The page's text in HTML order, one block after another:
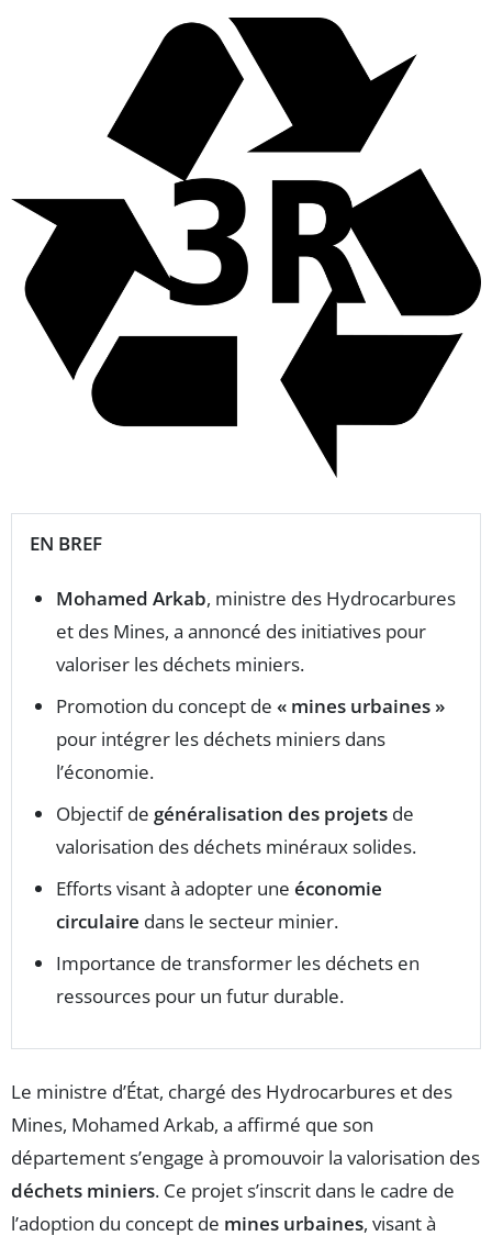
EN BREF
Mohamed Arkab, ministre des Hydrocarbures
et des Mines, a annoncé des initiatives pour
valoriser les déchets miniers.
Promotion du concept de « mines urbaines »
pour intégrer les déchets miniers dans
l’économie.
Objectif de généralisation des projets de
valorisation des déchets minéraux solides.
Efforts visant à adopter une économie
circulaire dans le secteur minier.
Importance de transformer les déchets en
ressources pour un futur durable.
Le ministre d’État, chargé des Hydrocarbures et des
Mines, Mohamed Arkab, a affirmé que son
département s’engage à promouvoir la valorisation des
déchets miniers. Ce projet s’inscrit dans le cadre de
l’adoption du concept de mines urbaines, visant à